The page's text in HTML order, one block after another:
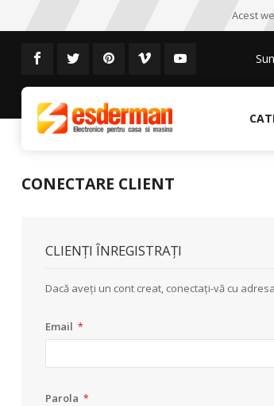
Acest
CONECTARE CLIENT
CLIENȚI ÎNREGISTRAȚI
Dacă aveți un cont creat, conectați-vă cu
Email
Parola